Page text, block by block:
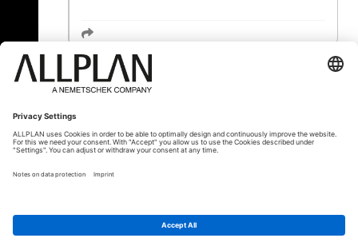
« Zurück
© ALLPLAN Schweiz AG ALLPLAN ist Teil derNemetschek Group